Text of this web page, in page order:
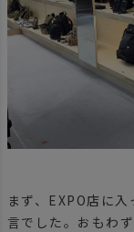
まず、EXPO店に
言でした。おもわ